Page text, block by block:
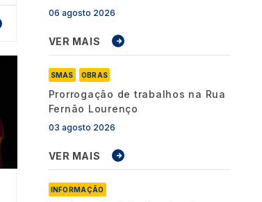
06 agosto 2026
VER MAIS
SMAS OBRAS
Prorrogação de trabalhos na Rua
Fernão Lourenço
03 agosto 2026
VER MAIS
INFORMAÇÃO